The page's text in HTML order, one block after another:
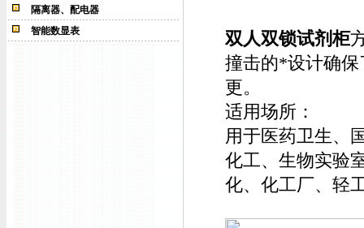
隔离器、配电器
智能数显表
双人双锁试剂柜
撞击的*设计确
更。
适用场所：
用于医药卫生、
化工、生物实验
化、化工厂、轻